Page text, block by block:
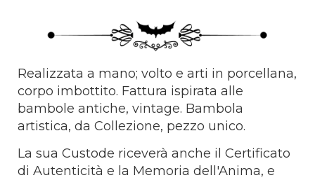
Realizzata a mano; volto e arti in porcellana,
corpo imbottito. Fattura ispirata alle
bambole antiche, vintage. Bambola
artistica, da Collezione, pezzo unico.
​La sua Custode riceverà anche il Certificato
di Autenticità e la Memoria dell'Anima, e